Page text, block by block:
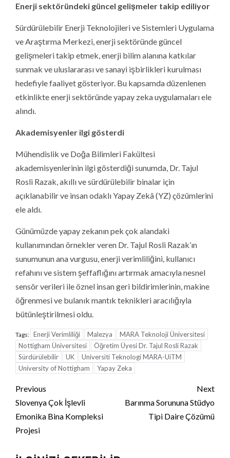
Enerji sektöründeki güncel gelişmeler takip ediliyor
Sürdürülebilir Enerji Teknolojileri ve Sistemleri Uygulama
ve Araştırma Merkezi, enerji sektöründe güncel
gelişmeleri takip etmek, enerji bilim alanına katkılar
sunmak ve uluslararası ve sanayi işbirlikleri kurulması
hedefiyle faaliyet gösteriyor. Bu kapsamda düzenlenen
etkinlikte enerji sektöründe yapay zeka uygulamaları ele
alındı.
Akademisyenler ilgi gösterdi
Mühendislik ve Doğa Bilimleri Fakültesi
akademisyenlerinin ilgi gösterdiği sunumda, Dr. Tajul
Rosli Razak, akıllı ve sürdürülebilir binalar için
açıklanabilir ve insan odaklı Yapay Zekâ (YZ) çözümlerini
ele aldı.
Günümüzde yapay zekanın pek çok alandaki
kullanımından örnekler veren Dr. Tajul Rosli Razak’ın
sunumunun ana vurgusu, enerji verimliliğini, kullanıcı
refahını ve sistem şeffaflığını artırmak amacıyla nesnel
sensör verileri ile öznel insan geri bildirimlerinin, makine
öğrenmesi ve bulanık mantık teknikleri aracılığıyla
bütünleştirilmesi oldu.
Tags: Enerji Verimliliği Malezya
MARA Teknoloji Üniversitesi
Nottigham Üniversitesi
Öğretim Üyesi Dr. Tajul Rosli Razak
Sürdürülebilir
UK
Universiti Teknologi MARA-UiTM
University of Nottigham
Yapay Zeka
Continue
Reading
Previous
Slovenya Çok İşlevli
Emonika Bina Kompleksi
Projesi
Next
Barınma Sorununa Stüdyo
Tipi Daire Çözümü